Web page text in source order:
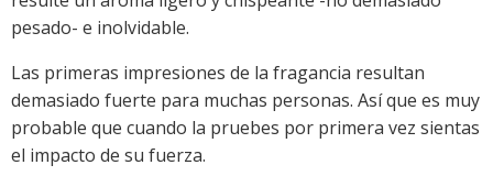
pesado- e inolvidable.
Las primeras impresiones de la fragancia resultan
demasiado fuerte para muchas personas. Así que es muy
probable que cuando la pruebes por primera vez sientas
el impacto de su fuerza.